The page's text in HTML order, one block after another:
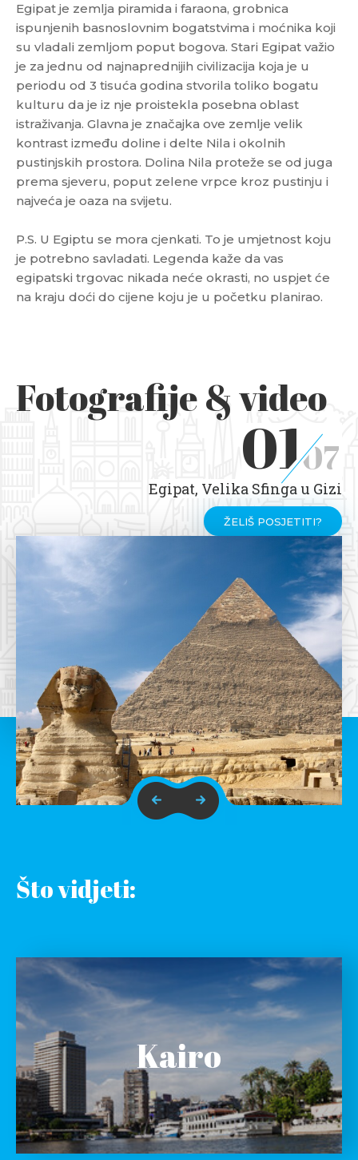
Egipat je zemlja piramida i faraona, grobnica
ispunjenih basnoslovnim bogatstvima i moćnika koji
su vladali zemljom poput bogova. Stari Egipat važio
je za jednu od najnaprednijih civilizacija koja je u
periodu od 3 tisuća godina stvorila toliko bogatu
kulturu da je iz nje proistekla posebna oblast
istraživanja. Glavna je značajka ove zemlje velik
kontrast između doline i delte Nila i okolnih
pustinjskih prostora. Dolina Nila proteže se od juga
prema sjeveru, poput zelene vrpce kroz pustinju i
najveća je oaza na svijetu.
P.S. U Egiptu se mora cjenkati. To je umjetnost koju
je potrebno savladati. Legenda kaže da vas
egipatski trgovac nikada neće okrasti, no uspjet će
na kraju doći do cijene koju je u početku planirao.
Fotografije & video
0107
Egipat, Velika Sfinga u Gizi
ŽELIŠ POSJETITI?
Što vidjeti:
Kairo